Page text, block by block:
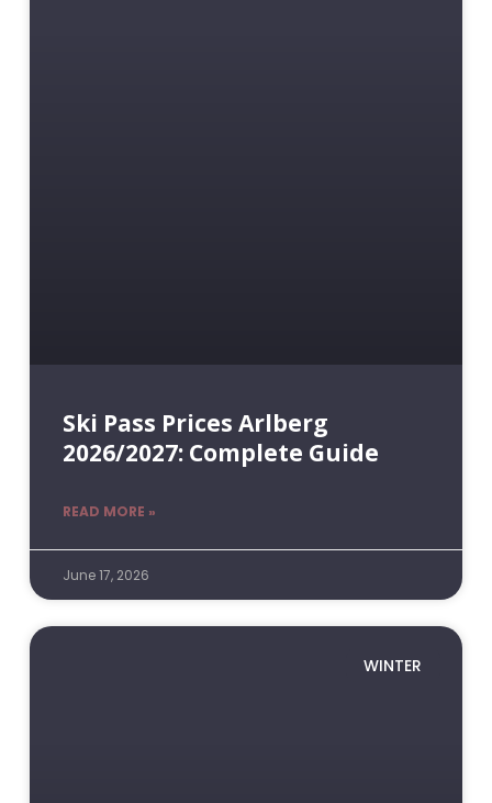
Ski Pass Prices Arlberg
2026/2027: Complete Guide
READ MORE »
June 17, 2026
WINTER